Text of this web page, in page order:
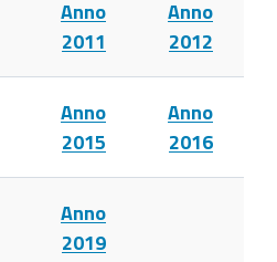
Anno
2011
Anno
2012
Anno
2015
Anno
2016
Anno
2019